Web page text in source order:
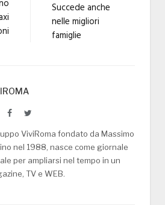
Succede anche
nelle migliori
famiglie
FacebookTwitter
ViviRoma fondato da Massimo
nel 1988, nasce come giornale
per ampliarsi nel tempo in un
TV e WEB.